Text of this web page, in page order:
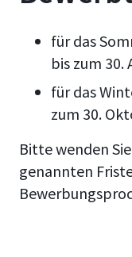
für das
bis zum 30.
für das
zum 30.
Bitte wenden
genannten